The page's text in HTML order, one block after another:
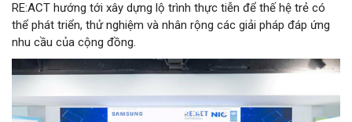
RE:ACT hướng tới xây dựng lộ trình thực tiễn để thế hệ trẻ có
thể phát triển, thử nghiệm và nhân rộng các giải pháp đáp ứng
nhu cầu của cộng đồng.